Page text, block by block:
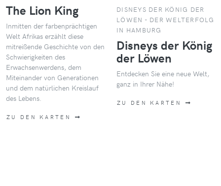
The Lion King
Inmitten der farbenprächtigen
Welt Afrikas erzählt diese
mitreißende Geschichte von den
Schwierigkeiten des
Erwachsenwerdens, dem
Miteinander von Generationen
und dem natürlichen Kreislauf
des Lebens.
ZU DEN KARTEN
DISNEYS DER KÖNIG DER
LÖWEN - DER WELTERFOLG
IN HAMBURG
Disneys der König
der Löwen
Entdecken Sie eine neue Welt,
ganz in Ihrer Nähe!
ZU DEN KARTEN